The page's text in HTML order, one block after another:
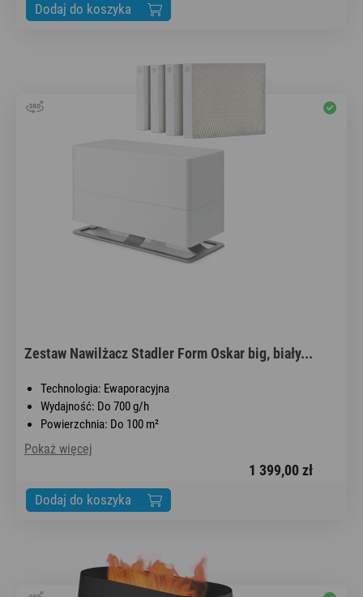
Dodaj do koszyka
Zestaw Nawilżacz Stadler Form Oskar big, biały...
Technologia: Ewaporacyjna
Wydajność: Do 700 g/h
Powierzchnia: Do 100 m²
Pokaż więcej
1 399,00 zł
Dodaj do koszyka